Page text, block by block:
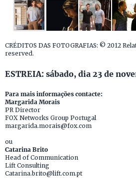
CRÉDITOS DAS FOTOGRAFIAS: © 2012
reserved.
ESTREIA: sábado, dia 23 de
Para mais informações contacte:
Margarida Morais
PR Director
FOX Networks Group Portugal
margarida.morais@fox.com
ou
Catarina Brito
Head of Communication
Lift Consulting
Catarina.brito@lift.com.pt